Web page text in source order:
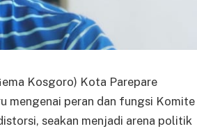
Kosgoro) Kota Parepare
mengenai peran dan fungsi Komite
seakan menjadi arena politik